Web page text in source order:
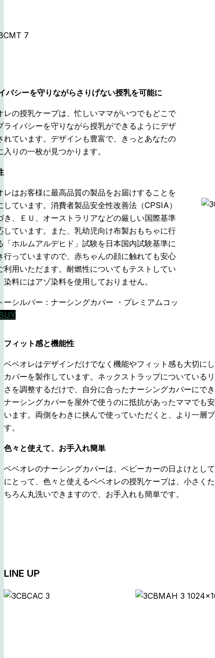
バシーを守りながらさりげない授乳を可能に
レの授乳ケープは、忙しいママがいつでもどこで
ライバシーを守りながら授乳ができるようにデザ
れています。デザインも豊富で、きっとあなたの
入りの一枚が見つかります。
レはお客様に最高品質の製品をお届けすることを
しています。消費者製品安全性改善法（CPSIA）
き、ＥＵ、オーストラリアなどの厳しい国際基準
しています。また、乳幼児向け布製おもちゃに行
「ホルムアルデヒド」試験を日本国内試験基準に
行っていますので、赤ちゃんの顔に触れても安心
利用いただます。耐燃性についてもテストしてい
染料にはアゾ染料を使用しておりません。
ーシルバー：ナーシングカバー ・プレミアムコッ
フィット感と機能性
ベベオレはデザインだけでなく機能やフィット感も大切に
カバーを製作しています。ネックストラップについている
さを調整するだけで、自分に合ったナーシングカバーにでき
ナーシングカバーを屋外で使うのに抵抗があったママでも
います。両側をわきに挟んで使っていただくと、より一層
す。
色々と使えて、お手入れ簡単
ベベオレのナーシングカバーは、ベビーカーの日よけとし
にとって、色々と使えるベベオレの授乳ケープは、小さく
ちろん丸洗いできますので、お手入れも簡単です。
LINE UP